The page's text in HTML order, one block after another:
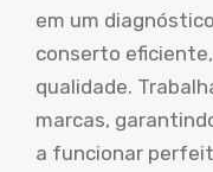
em um
conserto
qualidade.
marcas,
a funcionar